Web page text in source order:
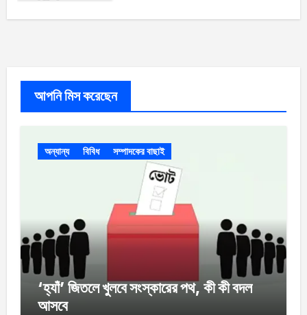
আপনি মিস করেছেন
অন্যান্য বিবিধ সম্পাদকের বাছাই
‘হ্যাঁ’ জিতলে খুলবে সংস্কারের পথ, কী কী বদল
আসবে